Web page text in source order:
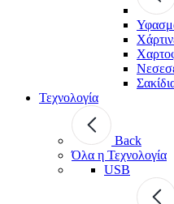
Τεχνολογία
Back
Όλα η Τεχνολογία
USB